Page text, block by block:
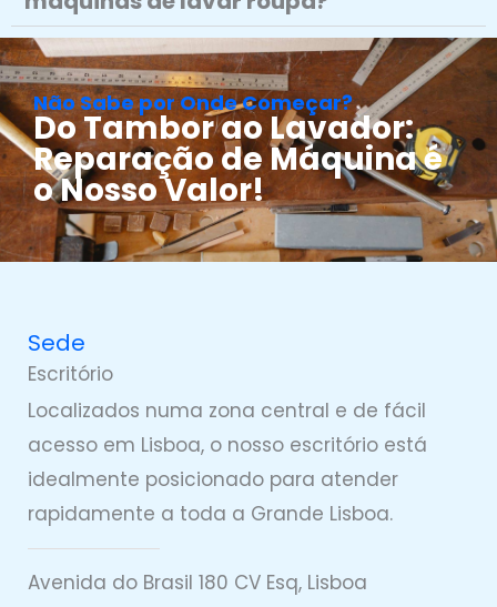
Não Sabe por Onde Começar?
Do Tambor ao Lavador:
Reparação de Máquina é
o Nosso Valor!
Sede
Escritório
Localizados numa zona central e de fácil
acesso em Lisboa, o nosso escritório está
idealmente posicionado para atender
rapidamente a toda a Grande Lisboa.
Avenida do Brasil 180 CV Esq, Lisboa